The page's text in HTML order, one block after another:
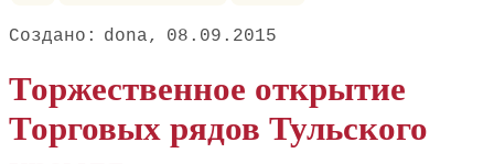
dona 08.09.2015
Торжественное открытие
Торговых рядов Тульского